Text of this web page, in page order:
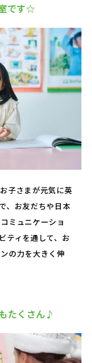
です☆
子さまが元気に英
、お友だちや日本
ミュニケーショ
ティを通して、お
の力を大きく伸
たくさん♪